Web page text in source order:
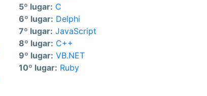
5º lugar: C
6º lugar: Delphi
7º lugar: JavaScript
8º lugar: C++
9º lugar: VB.NET
10º lugar: Ruby